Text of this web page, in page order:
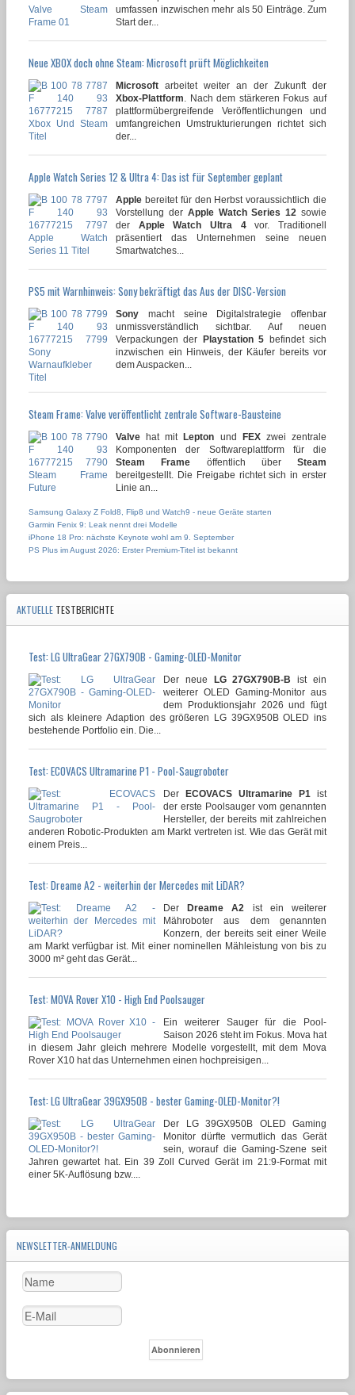
umfassen inzwischen mehr als 50 Einträge. Zum
Start der...
Neue XBOX doch ohne Steam: Microsoft prüft Möglichkeiten
Microsoft arbeitet weiter an der Zukunft der
Xbox-Plattform . Nach dem stärkeren Fokus auf
plattformübergreifende Veröffentlichungen und
umfangreichen Umstrukturierungen richtet sich
der...
Apple Watch Series 12 & Ultra 4: Das ist für September geplant
Apple bereitet für den Herbst voraussichtlich die
Vorstellung der Apple Watch Series 12 sowie
der Apple Watch Ultra 4vor. Traditionell
präsentiert das Unternehmen seine neuen
Smartwatches...
PS5 mit Warnhinweis: Sony bekräftigt das Aus der DISC-Version
Sony macht seine Digitalstrategie offenbar
unmissverständlich sichtbar. Auf neuen
Verpackungen der Playstation 5 befindet sich
inzwischen ein Hinweis, der Käufer bereits vor
dem Auspacken...
Steam Frame: Valve veröffentlicht zentrale Software-Bausteine
Valve hat mitLepton und FEXzwei zentrale
Komponenten der Softwareplattform für die
Steam Frame öffentlich über Steam
bereitgestellt. Die Freigabe richtet sich in erster
Linie an...
Samsung Galaxy Z Fold8, Flip8 und Watch9 - neue Geräte starten
Garmin Fenix 9: Leak nennt drei Modelle
iPhone 18 Pro: nächste Keynote wohl am 9. September
PS Plus im August 2026: Erster Premium-Titel ist bekannt
AKTUELLE TESTBERICHTE
Test: LG UltraGear 27GX790B - Gaming-OLED-Monitor
Der neue LG 27GX790B-B
ist ein
weiterer OLED Gaming-Monitor aus
dem Produktionsjahr 2026 und fügt
sich als kleinere Adaption des größeren LG 39GX950B OLED ins
bestehende Portfolio ein. Die...
Test: ECOVACS Ultramarine P1 - Pool-Saugroboter
Der ECOVACS Ultramarine P1 ist
der erste Poolsauger vom genannten
Hersteller, der bereits mit zahlreichen
anderen Robotic-Produkten am Markt vertreten ist. Wie das Gerät mit
einem Preis...
Test: Dreame A2 - weiterhin der Mercedes mit LiDAR?
DerDreame A2
ist ein weiterer
Mähroboter aus dem genannten
Konzern, der bereits seit einer Weile
am Markt verfügbar ist. Mit einer nominellen Mähleistung von bis zu
3000 m² geht das Gerät...
Test: MOVA Rover X10 - High End Poolsauger
Ein weiterer Sauger für die Pool-
Saison 2026 steht im Fokus. Mova hat
in diesem Jahr gleich mehrere Modelle vorgestellt, mit dem Mova
Rover X10 hat das Unternehmen einen hochpreisigen...
Test: LG UltraGear 39GX950B - bester Gaming-OLED-Monitor?!
Der LG 39GX950B OLED Gaming
Monitor dürfte vermutlich das Gerät
sein, worauf die Gaming-Szene seit
Jahren gewartet hat. Ein 39 Zoll Curved Gerät im 21:9-Format mit
einer 5K-Auflösung bzw....
NEWSLETTER-ANMELDUNG